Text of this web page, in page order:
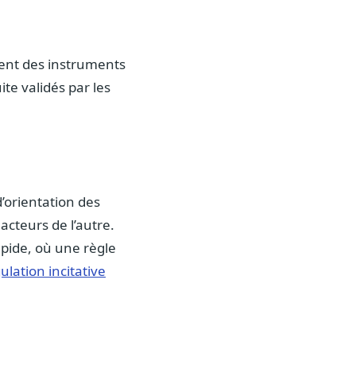
des instruments
validés par les
des
de l’autre.
où une règle
incitative